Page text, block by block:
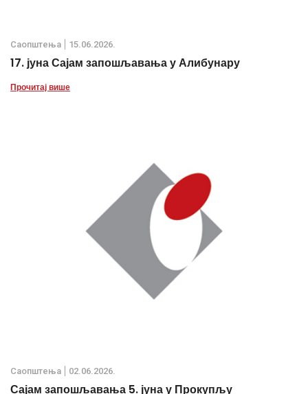
Саопштења 15.06.2026.
17. јуна Сајам запошљавања у Алибунару
Прочитај више
Саопштења 02.06.2026.
Сајам запошљавања 5. јуна у Прокупљу